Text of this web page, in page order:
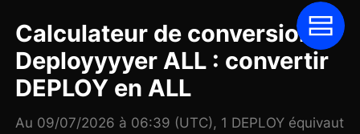
Calculateur de conversion
Deployyyyer ALL : convertir
DEPLOY en ALL
Au 09/07/2026 à 06:39 (UTC), 1 DEPLOY équivaut